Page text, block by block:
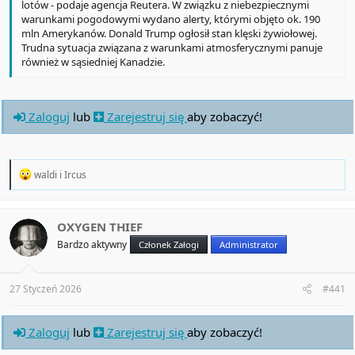
lotów - podaje agencja Reutera. W związku z niebezpiecznymi
warunkami pogodowymi wydano alerty, którymi objęto ok. 190
mln Amerykanów. Donald Trump ogłosił stan klęski żywiołowej.
Trudna sytuacja związana z warunkami atmosferycznymi panuje
również w sąsiedniej Kanadzie.
Zaloguj lub Zarejestruj się aby zobaczyć!
R
t
i
o
s
:
waldi i Ircus
OXYGEN THIEF
Bardzo aktywny Członek Załogi Administrator
27 Styczeń 2026 #441
Zaloguj lub Zarejestruj się aby zobaczyć!